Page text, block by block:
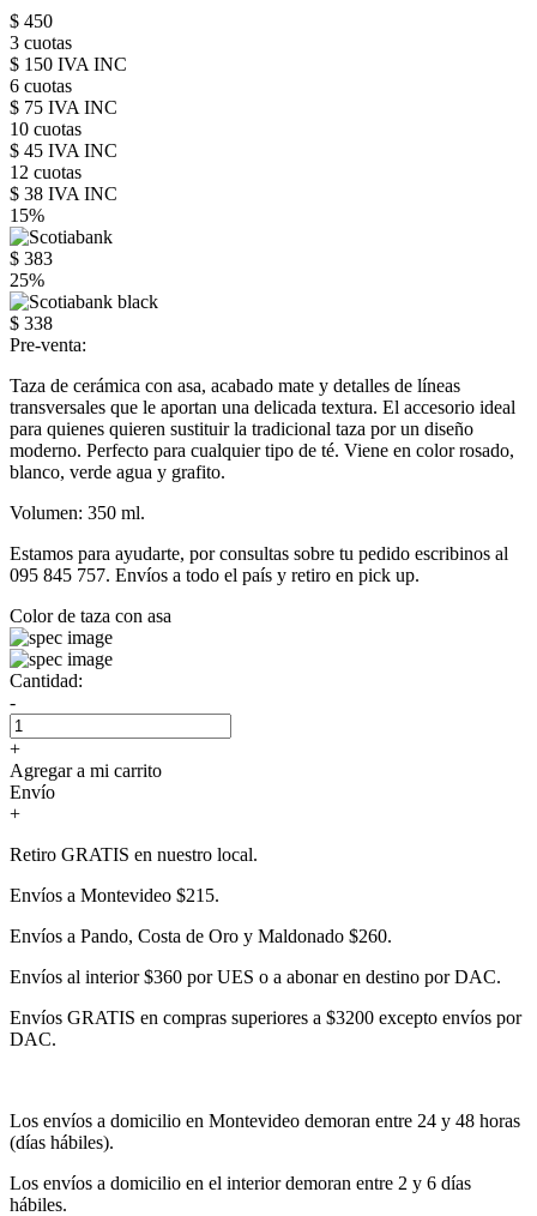
$ 450
3 cuotas
$ 150 IVA INC
6 cuotas
$ 75 IVA INC
10 cuotas
$ 45 IVA INC
12 cuotas
$ 38 IVA INC
15%
$ 383
25%
$ 338
Pre-venta:
Taza de cerámica con asa, acabado mate y detalles de líneas
transversales que le aportan una delicada textura. El accesorio ideal
para quienes quieren sustituir la tradicional taza por un diseño
moderno. Perfecto para cualquier tipo de té. Viene en color rosado,
blanco, verde agua y grafito.
Volumen: 350 ml.
Estamos para ayudarte, por consultas sobre tu pedido escribinos al
095 845 757. Envíos a todo el país y retiro en pick up.
Color de taza con asa
Cantidad:
-
+
Agregar a mi carrito
Envío
+
Retiro GRATIS en nuestro local.
Envíos a Montevideo $215.
Envíos a Pando, Costa de Oro y Maldonado $260.
Envíos al interior $360 por UES o a abonar en destino por DAC.
Envíos GRATIS en compras superiores a $3200 excepto envíos por
DAC.
Los envíos a domicilio en Montevideo demoran entre 24 y 48 horas
(días hábiles).
Los envíos a domicilio en el interior demoran entre 2 y 6 días
hábiles.